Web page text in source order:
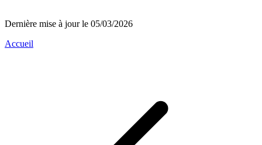
Dernière mise à jour le 05/03/2026
Accueil